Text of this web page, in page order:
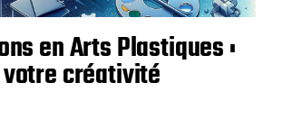
en Arts Plastiques :
créativité